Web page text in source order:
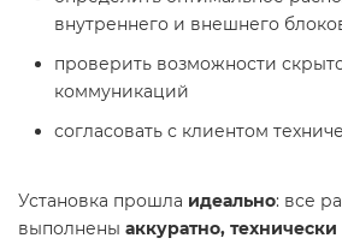
внутреннего и внешнего
проверить возможности
коммуникаций
согласовать с клиентом
Установка прошла идеально: все
выполнены аккуратно,